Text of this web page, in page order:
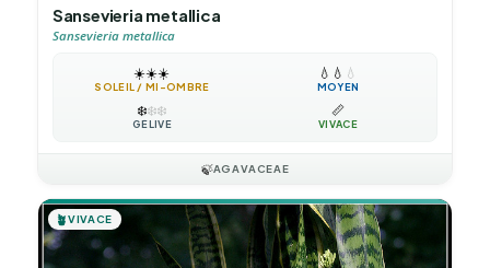
Sansevieria metallica
Sansevieria metallica
☀️☀️☀️
SOLEIL / MI-OMBRE
💧 💧 💧
MOYEN
❄️❄️❄️
GÉLIVE
📏
VIVACE
🍃AGAVACEAE
🪴VIVACE